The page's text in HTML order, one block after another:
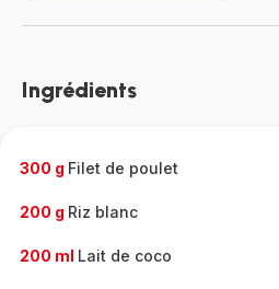
-
gamme
Ingrédients
300 g Filet de poulet
200 g Riz blanc
200 ml Lait de coco